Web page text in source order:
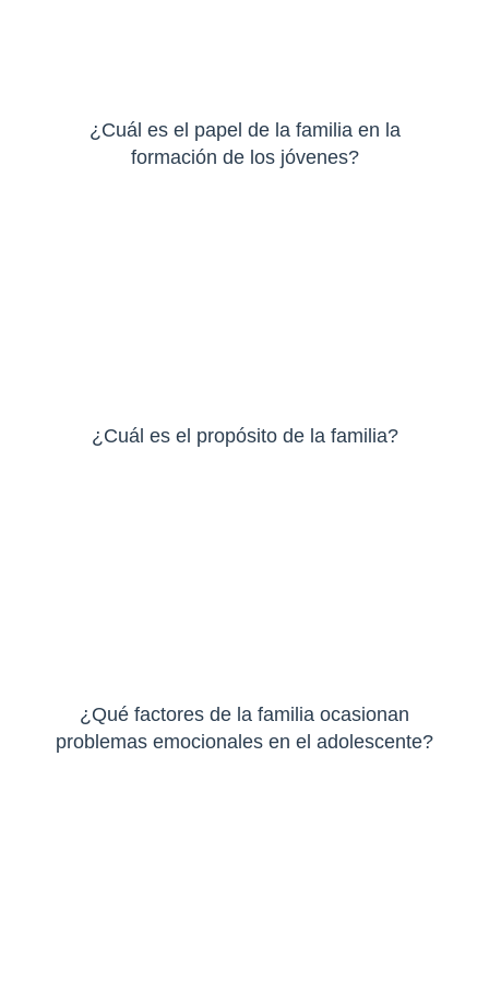
¿Cuál es el papel de la familia en la
formación de los jóvenes?
¿Cuál es el propósito de la familia?
¿Qué factores de la familia ocasionan
problemas emocionales en el adolescente?